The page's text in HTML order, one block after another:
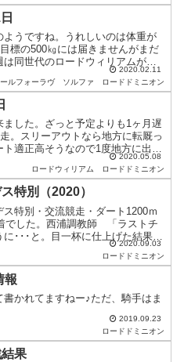
うですね。うれしいのは体重が
標の500㎏には届きませんがまだ
同世代のロードウィリアムが未
せてくれたのでこの仔も頑...2020.02.11
ルフォーラヴ
ソルファ ロードドミニオン
した。ざっと予定よりも1ヶ月遅
。スリーアウトなら地方に転厩っ
適正高そうなので1度地方に出る
はいえ、未勝利を抜け出...2020.05.08
ロードウィリアム
ロードドミニオン
特別（2020）
特別・交流競走・ダート1200ｍ
でした。西浦調教師 「ラストチ
･･･と。目一杯に仕上げた結果の
2020.09.03
ロードドミニオン
報
かれてますねー♪ただ、騎手はま
2019.09.23
ロードドミニオン
果